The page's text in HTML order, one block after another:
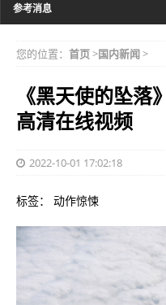
参考消息
您的位置： 首页>国内新闻>
《黑天使的坠落
高清在线视频
2022-10-01 17:02:18
标签： 动作惊悚